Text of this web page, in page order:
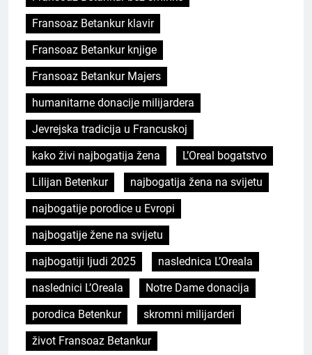
Fransoaz Betankur klavir
Fransoaz Betankur knjige
Fransoaz Betankur Majers
humanitarne donacije milijardera
Jevrejska tradicija u Francuskoj
kako živi najbogatija žena
L’Oreal bogatstvo
Lilijan Betenkur
najbogatija žena na svijetu
najbogatije porodice u Evropi
najbogatije žene na svijetu
najbogatiji ljudi 2025
naslednica L’Oreala
naslednici L’Oreala
Notre Dame donacija
porodica Betenkur
skromni milijarderi
život Fransoaz Betankur